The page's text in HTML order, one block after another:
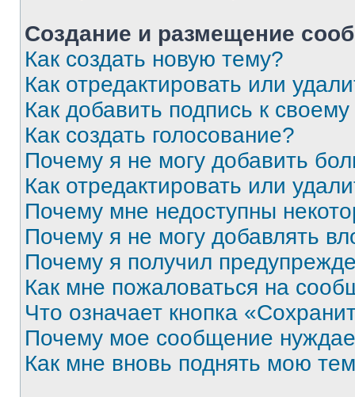
Создание и размещение
Как создать новую тему?
Как отредактировать или
Как добавить подпись к
Как создать голосование?
Почему я не могу добавить
Как отредактировать или
Почему мне недоступны
Почему я не могу добавлять
Почему я получил
Как мне пожаловаться на
Что означает кнопка
Почему мое сообщение
Как мне вновь поднять мою